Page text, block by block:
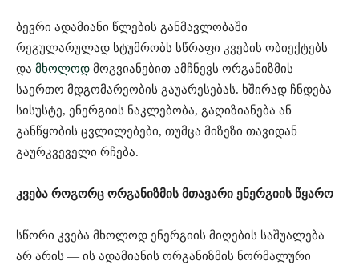
ბევრი ადამიანი წლების განმავლობაში
რეგულარულად სტუმრობს სწრაფი კვების ობიექტებს
და მხოლოდ მოგვიანებით ამჩნევს ორგანიზმის
საერთო მდგომარეობის გაუარესებას. ხშირად ჩნდება
სისუსტე, ენერგიის ნაკლებობა, გაღიზიანება ან
განწყობის ცვლილებები, თუმცა მიზეზი თავიდან
გაურკვეველი რჩება.
კვება როგორც ორგანიზმის მთავარი ენერგიის წყარო
სწორი კვება მხოლოდ ენერგიის მიღების საშუალება
არ არის — ის ადამიანის ორგანიზმის ნორმალური